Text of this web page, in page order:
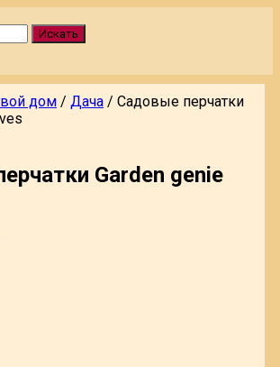
Искать
дом / Дача / Садовые перчатки
Garden genie